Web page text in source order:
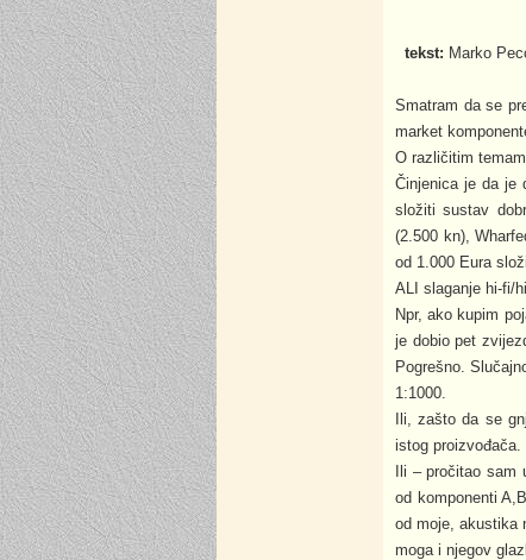
tekst: Marko
Smatram da se
market
O različitim
Činjenica je da je
složiti sustav
(2.500 kn),
od 1.000 Eura
ALI slaganje hi-fi/
Npr, ako kupim
je dobio pet
Pogrešno.
1:1000.
Ili, zašto da se
istog
Ili – pročitao
od komponenti
od moje, akustika
moga i njegov